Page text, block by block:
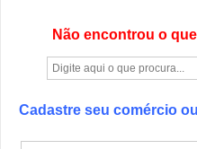
Não encontrou o
Cadastre seu comércio